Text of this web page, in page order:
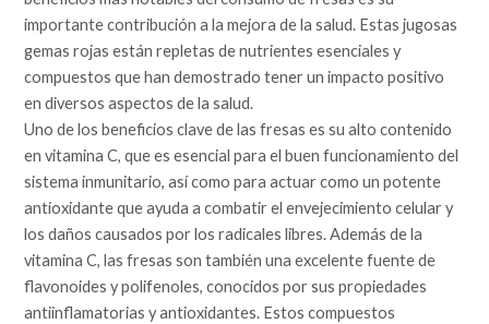
importante contribución a la mejora de la salud. Estas jugosas
gemas rojas están repletas de nutrientes esenciales y
compuestos que han demostrado tener un impacto positivo
en diversos aspectos de la salud.
Uno de los beneficios clave de las fresas es su alto contenido
en vitamina C, que es esencial para el buen funcionamiento del
sistema inmunitario, así como para actuar como un potente
antioxidante que ayuda a combatir el envejecimiento celular y
los daños causados por los radicales libres. Además de la
vitamina C, las fresas son también una excelente fuente de
flavonoides y polifenoles, conocidos por sus propiedades
antiinflamatorias y antioxidantes. Estos compuestos